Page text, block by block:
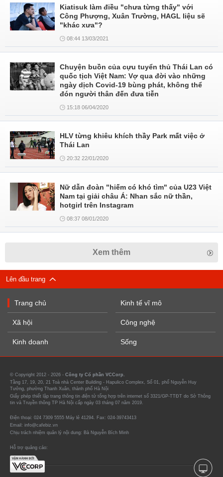
Kiatisuk làm điều "chưa từng thấy" với
Công Phượng, Xuân Trường, HAGL liệu sẽ
"khác xưa"?
08:44 13/03/2021
Chuyện buồn của cựu tuyển thủ Thái Lan có
quốc tịch Việt Nam: Vợ qua đời vào những
ngày dịch Covid-19 bùng phát, không thể
đón người thân đến đưa tiễn
15:18 06/04/2020
HLV từng khiêu khích thầy Park mất việc ở
Thái Lan
20:32 22/01/2020
Nữ dẫn đoàn "hiếm có khó tìm" của U23 Việt
Nam tại giải châu Á: Nhan sắc nữ thần,
hotgirl trên Instagram
08:37 08/01/2020
Xem thêm
Lên đầu trang
Trang chủ
Xã hội
Kinh doanh
Kinh tế vĩ mô
Công nghệ
Sống
© Copyright 2012 - 2026 - Công ty Cổ phần VCCorp.
Tầng 17, 19, 20, 21 Toà nhà Center Building - Hapulico Complex, Số 01, phố Nguyễn Huy
Tưởng, phường Thanh Xuân, thành phố Hà Nội
Giấy phép thiết lập trang thông tin điện tử tổng hợp trên internet số 3321/GP-TTĐT do Sở Thông
tin và Truyền thông TP Hà Nội cấp ngày 03 tháng 07 năm 2019.
Điện thoại: 024 7309 5555 Máy lẻ 41294. Fax: 024-39743413
Email: info@cafebiz.vn
Chịu trách nhiệm quản lý nội dung: Bà Nguyễn Bích Minh
Hỗ trợ quảng cáo: